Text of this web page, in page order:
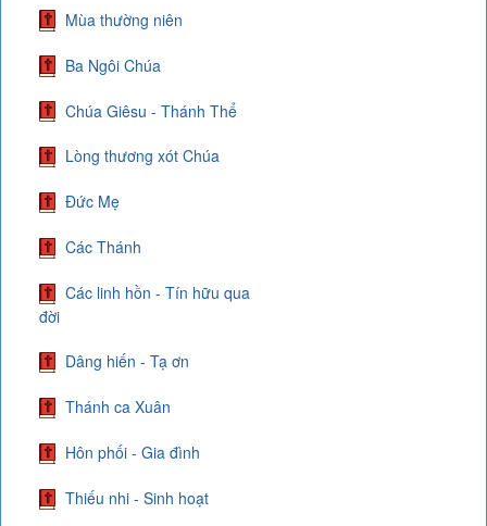
Mùa thường niên
Ba Ngôi Chúa
Chúa Giêsu - Thánh Thể
Lòng thương xót Chúa
Đức Mẹ
Các Thánh
Các linh hồn - Tín hữu qua
đời
Dâng hiến - Tạ ơn
Thánh ca Xuân
Hôn phối - Gia đình
Thiếu nhi - Sinh hoạt